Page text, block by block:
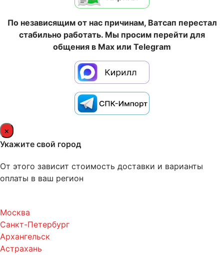
По независящим от нас причинам, Ватсап перестал
стабильно работать. Мы просим перейти для
общения в Max или Telegram
×
Укажите свой город
От этого зависит стоимость доставки и варианты
оплаты в ваш регион
Москва
Санкт-Петербург
Архангельск
Астрахань